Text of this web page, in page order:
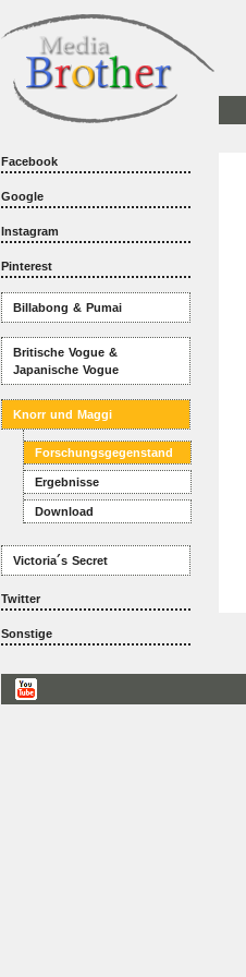
Facebook
Google
Instagram
Pinterest
Billabong & Pumai
Britische Vogue &
Japanische Vogue
Knorr und Maggi
Forschungsgegenstand
Ergebnisse
Download
Victoria´s Secret
Twitter
Sonstige